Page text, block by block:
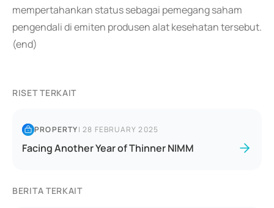
mempertahankan status sebagai pemegang saham
pengendali di emiten produsen alat kesehatan tersebut.
(end)
RISET TERKAIT
PROPERTY|28 FEBRUARY 2025
Facing Another Year of Thinner NIMM
BERITA TERKAIT